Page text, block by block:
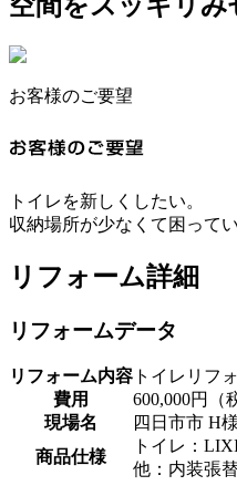
お客様のご要望
トイレを新しくしたい。
収納場所が少なくて困って
リフォーム詳細
リフォームデータ
リフォーム内容 トイレリフ
費用
600,000円（
現場名
四日市市 H
商品仕様
トイレ：
他：内装張